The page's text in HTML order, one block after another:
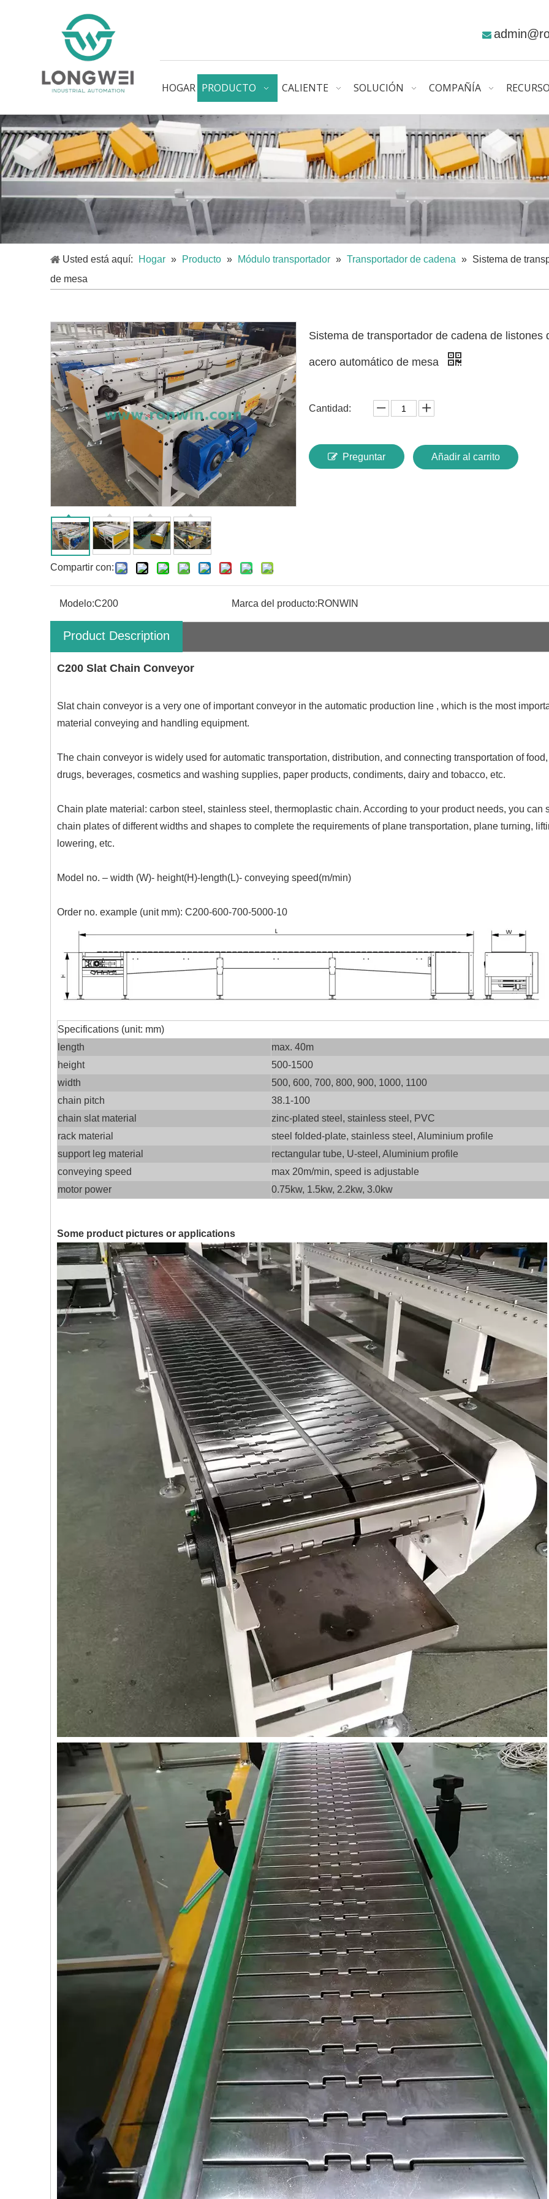

HOGAR PRODUCTO CALIENTE SOLUCIÓN COMPAÑÍA RECURSO
Usted está aquí: Hogar » Producto » Módulo transportador » Transportador de cadena » Sistema de
de mesa
Compartir con:
Sistema de transportador de cadena de listones
acero automático de mesa
Cantidad:
Preguntar Añadir al carrito
Modelo:C200 Marca del producto:RONWIN
Product Description
C200 Slat Chain Conveyor
Slat chain conveyor is a very one of important conveyor in the automatic production line , which is the most
material conveying and handling equipment.
The chain conveyor is widely used for automatic transportation, distribution, and connecting transportation of
drugs, beverages, cosmetics and washing supplies, paper products, condiments, dairy and tobacco, etc.
Chain plate material: carbon steel, stainless steel, thermoplastic chain. According to your product needs, you can
chain plates of different widths and shapes to complete the requirements of plane transportation, plane turning,
lowering, etc.
Model no. – width (W)- height(H)-length(L)- conveying speed(m/min)
Order no. example (unit mm): C200-600-700-5000-10
Specifications (unit: mm)
length
max. 40m
height
500-1500
width
500, 600, 700, 800, 900, 1000, 1100
chain pitch
38.1-100
chain slat material
zinc-plated steel, stainless steel, PVC
rack material
steel folded-plate, stainless steel, Aluminium profile
support leg material
rectangular tube, U-steel, Aluminium profile
conveying speed
max 20m/min, speed is adjustable
motor power
0.75kw, 1.5kw, 2.2kw, 3.0kw
Some product pictures or applications